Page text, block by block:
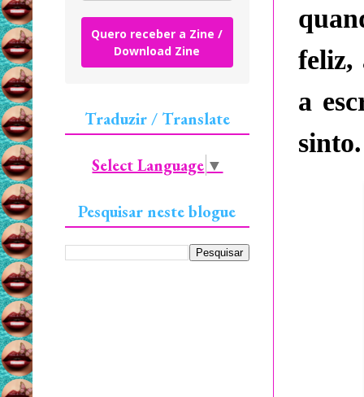
a
sinto.
Quero receber a Zine /
Download Zine
Traduzir / Translate
Select Language ▼
Pesquisar neste blogue